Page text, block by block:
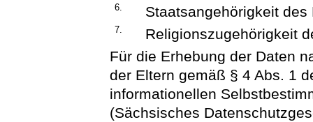
6. Staatsangehörigkeit des
7.
Religionszugehörigkeit
Für die Erhebung der Daten
der Eltern gemäß § 4 Abs. 1
informationellen
(Sächsisches